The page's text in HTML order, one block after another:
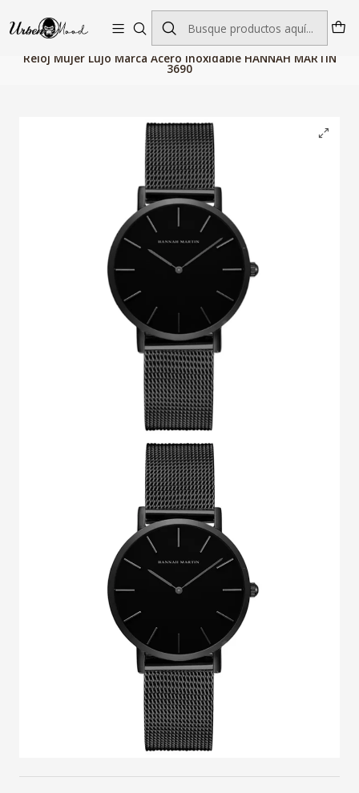
Envío GRATIS desde $60.000 | Entregas rápidas 1–5 días hábiles
Relojes Mujer Relojes Cuarzo
Reloj Mujer Lujo Marca Acero Inoxidable HANNAH MARTIN
3690